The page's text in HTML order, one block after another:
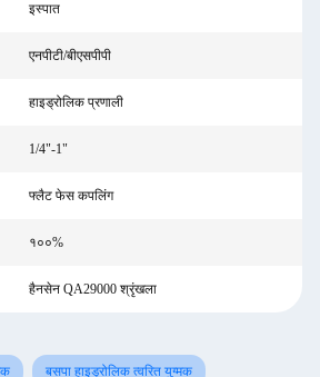
इस्पात
एनपीटी/बीएसपीपी
हाइड्रोलिक प्रणाली
1/4"-1"
फ्लैट फेस कपलिंग
१००%
हैनसेन QA29000 श्रृंखला
बसपा हाइड्रोलिक त्वरित युग्मक